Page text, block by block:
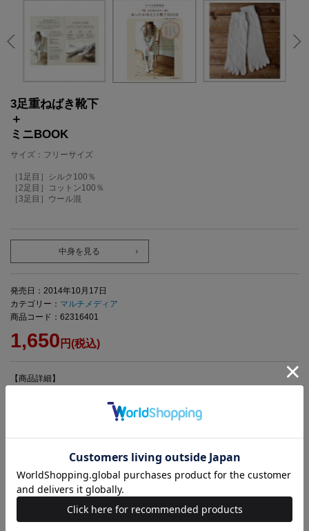
3足重ねばき靴下
＋
ミニBOOK
サイズ：フリーサイズ
［1足目］シルク100％
［2足目］コットン100％
［3足目］ウール混
中身を見る
発売日：2014年10月17日
カテゴリー： マルチメディア
商品コード：62316401
1,650 円(税込)
【商品詳細】
おしゃれでかわいい靴下で
冷えとり生活をはじめましょう
毎年人気の企画、3足重ねばきのあったか冷えとり靴下。女子のお悩
み、「冷え」をおしゃれな靴下で足元から予防しましょう。1足目はシ